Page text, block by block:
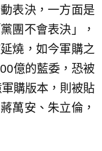
表決，一方面是
團不會表決」，
燒，如今軍購之
億的藍委，恐被
購版本，則被貼
萬安、朱立倫，